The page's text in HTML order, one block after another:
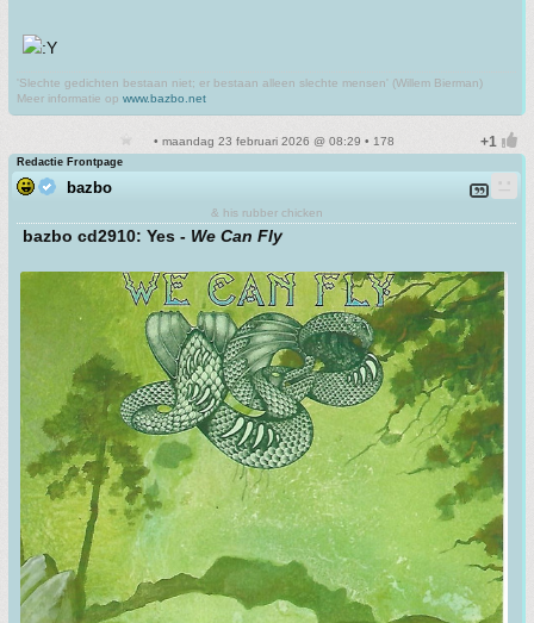
'Slechte gedichten bestaan niet; er bestaan alleen slechte mensen' (Willem Bierman)
Meer informatie op www.bazbo.net
• maandag 23 februari 2026 @ 08:29 • 178
Redactie Frontpage
bazbo
& his rubber chicken
bazbo cd2910: Yes - We Can Fly